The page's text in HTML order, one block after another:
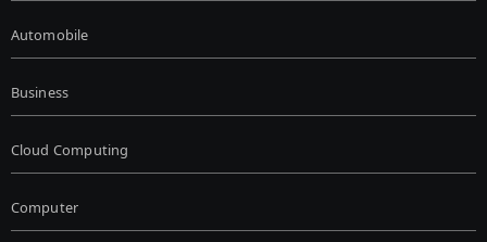
Automobile
Business
Cloud Computing
Computer